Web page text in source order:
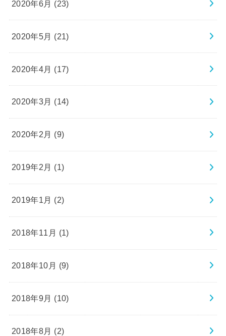
2020年6月 (23)
2020年5月 (21)
2020年4月 (17)
2020年3月 (14)
2020年2月 (9)
2019年2月 (1)
2019年1月 (2)
2018年11月 (1)
2018年10月 (9)
2018年9月 (10)
2018年8月 (2)